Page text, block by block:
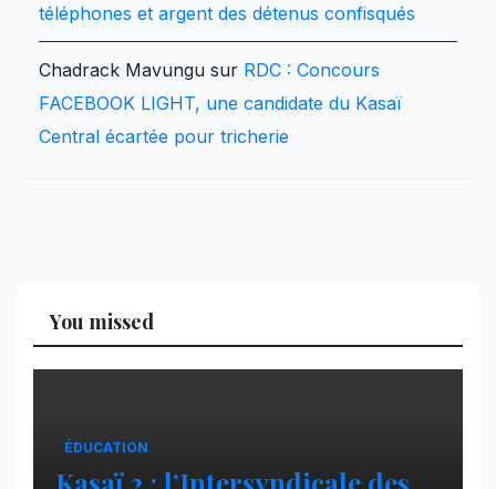
téléphones et argent des détenus confisqués
Chadrack Mavungu sur RDC : Concours
FACEBOOK LIGHT, une candidate du Kasaï
Central écartée pour tricherie
You missed
ÉDUCATION